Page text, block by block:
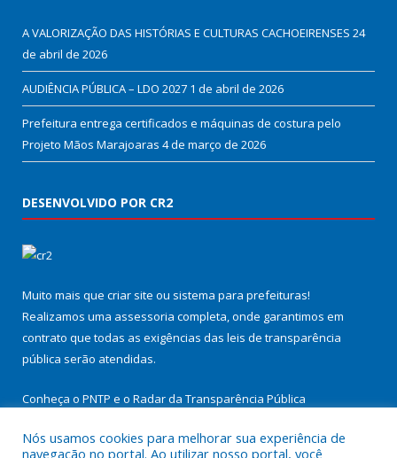
A VALORIZAÇÃO DAS HISTÓRIAS E CULTURAS CACHOEIRENSES 24
de abril de 2026
AUDIÊNCIA PÚBLICA – LDO 2027 1 de abril de 2026
Prefeitura entrega certificados e máquinas de costura pelo
Projeto Mãos Marajoaras 4 de março de 2026
DESENVOLVIDO POR CR2
Muito mais que criar site ou sistema para prefeituras!
Realizamos uma assessoria completa, onde garantimos em
contrato que todas as exigências das leis de transparência
pública serão atendidas.
Conheça o PNTP e o Radar da Transparência Pública
Nós usamos cookies para melhorar sua experiência de
navegação no portal. Ao utilizar nosso portal, você